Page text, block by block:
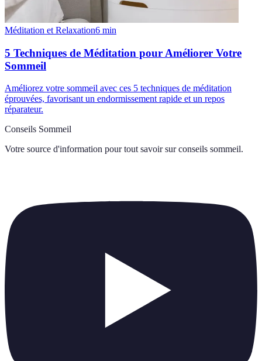
Méditation et Relaxation6 min
5 Techniques de Méditation pour Améliorer Votre
Sommeil
Améliorez votre sommeil avec ces 5 techniques de méditation
éprouvées, favorisant un endormissement rapide et un repos
réparateur.
Conseils Sommeil
Votre source d'information pour tout savoir sur conseils sommeil.